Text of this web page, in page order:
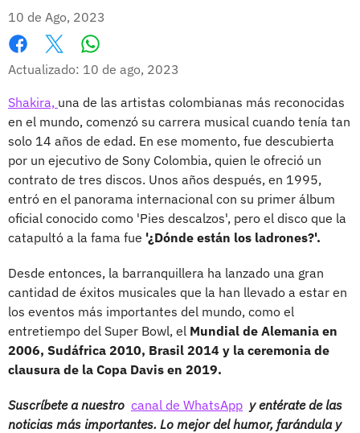
10 de Ago, 2023
Facebook
X
Actualizado: 10 de ago, 2023
Shakira, una de las artistas colombianas más reconocidas
en el mundo, comenzó su carrera musical cuando tenía tan
solo 14 años de edad. En ese momento, fue descubierta
por un ejecutivo de Sony Colombia, quien le ofreció un
contrato de tres discos. Unos años después, en 1995,
entró en el panorama internacional con su primer álbum
oficial conocido como 'Pies descalzos', pero el disco que la
catapultó a la fama fue '¿Dónde están los ladrones?'.
Desde entonces, la barranquillera ha lanzado una gran
cantidad de éxitos musicales que la han llevado a estar en
los eventos más importantes del mundo, como el
entretiempo del Super Bowl, el Mundial de Alemania en
2006, Sudáfrica 2010, Brasil 2014 y la ceremonia de
clausura de la Copa Davis en 2019.
Suscríbete a nuestro canal de WhatsApp y entérate de las
noticias más importantes. Lo mejor del humor, farándula y